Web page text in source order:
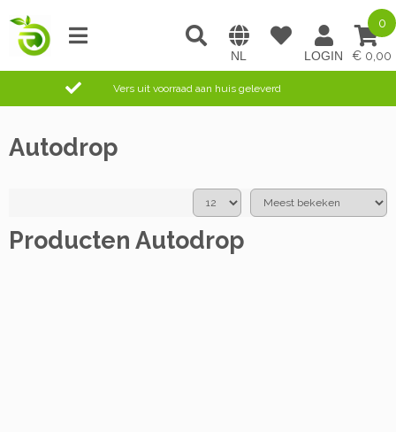
0,00
0
Vers uit voorraad aan huis geleverd
Autodrop
Producten Autodrop